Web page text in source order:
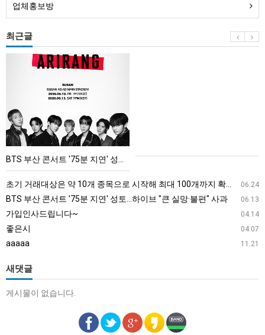
업체홍보방
최근글
서
트
'75
분
브
"큰
실
BTS 부산 콘서트 '75분 지연' 성토…하이브 "큰 실망·불편" 사과
06.24
초기 거래대상은 약 10개 종목으로 시작해 최대 100개까지 확대할 방침이다. 구체적인 거래 대상 ETF는 아직 확정되지 않았지만, 시장 대표성이나 거래량을 고려해 선정할 계획이다.
06.13
BTS 부산 콘서트 '75분 지연' 성토…하이브 "큰 실망·불편" 사과
04.14
가입인사드립니다~
04.07
좋은시
11.21
aaaaa
새댓글
게시물이 없습니다.